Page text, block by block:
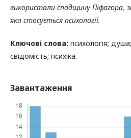
використали спадщину Піфагора,
яка стосується психології.
Ключові слова: психологія;
свідомість; психіка.
Завантаження